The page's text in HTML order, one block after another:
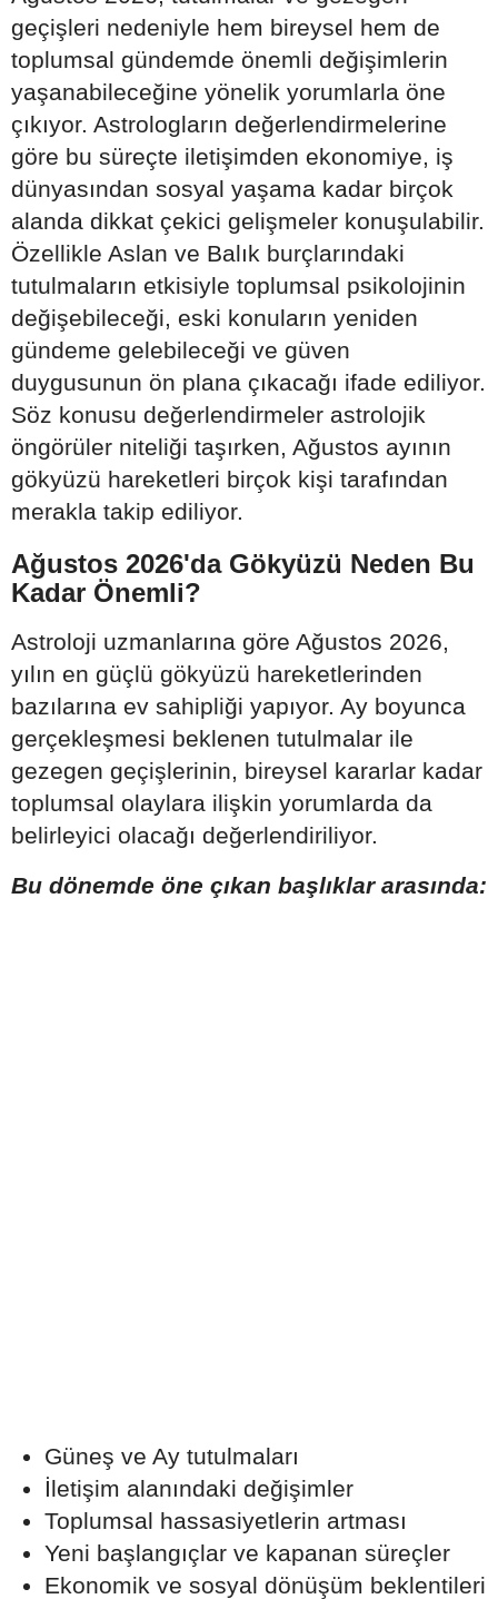
geçişleri nedeniyle hem bireysel hem de
toplumsal gündemde önemli değişimlerin
yaşanabileceğine yönelik yorumlarla öne
çıkıyor. Astrologların değerlendirmelerine
göre bu süreçte iletişimden ekonomiye, iş
dünyasından sosyal yaşama kadar birçok
alanda dikkat çekici gelişmeler konuşulabilir.
Özellikle Aslan ve Balık burçlarındaki
tutulmaların etkisiyle toplumsal psikolojinin
değişebileceği, eski konuların yeniden
gündeme gelebileceği ve güven
duygusunun ön plana çıkacağı ifade ediliyor.
Söz konusu değerlendirmeler astrolojik
öngörüler niteliği taşırken, Ağustos ayının
gökyüzü hareketleri birçok kişi tarafından
merakla takip ediliyor.
Ağustos 2026'da Gökyüzü Neden Bu
Kadar Önemli?
Astroloji uzmanlarına göre Ağustos 2026,
yılın en güçlü gökyüzü hareketlerinden
bazılarına ev sahipliği yapıyor. Ay boyunca
gerçekleşmesi beklenen tutulmalar ile
gezegen geçişlerinin, bireysel kararlar kadar
toplumsal olaylara ilişkin yorumlarda da
belirleyici olacağı değerlendiriliyor.
Bu dönemde öne çıkan başlıklar arasında:
Güneş ve Ay tutulmaları
İletişim alanındaki değişimler
Toplumsal hassasiyetlerin artması
Yeni başlangıçlar ve kapanan süreçler
Ekonomik ve sosyal dönüşüm beklentileri